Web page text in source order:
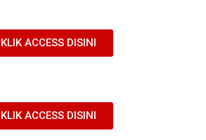
KLIK ACCESS DISINI
KLIK ACCESS DISINI